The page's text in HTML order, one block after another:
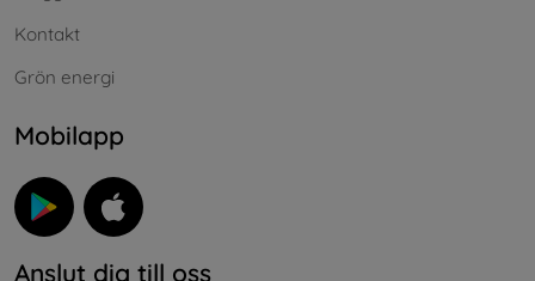
Kontakt
Grön energi
Mobilapp
Anslut dig till oss